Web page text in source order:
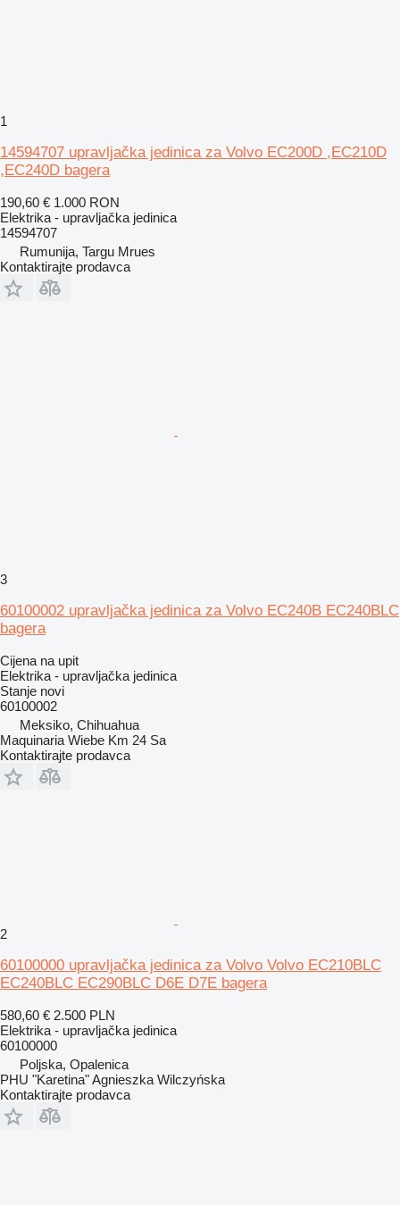
1
14594707 upravljačka jedinica za Volvo EC200D ,EC210D
,EC240D bagera
190,60 € 1.000 RON
Elektrika - upravljačka jedinica
14594707
Rumunija, Targu Mrues
Kontaktirajte prodavca
3
60100002 upravljačka jedinica za Volvo EC240B EC240BLC
bagera
Cijena na upit
Elektrika - upravljačka jedinica
Stanje novi
60100002
Meksiko, Chihuahua
Maquinaria Wiebe Km 24 Sa
Kontaktirajte prodavca
2
60100000 upravljačka jedinica za Volvo Volvo EC210BLC
EC240BLC EC290BLC D6E D7E bagera
580,60 € 2.500 PLN
Elektrika - upravljačka jedinica
60100000
Poljska, Opalenica
PHU "Karetina" Agnieszka Wilczyńska
Kontaktirajte prodavca